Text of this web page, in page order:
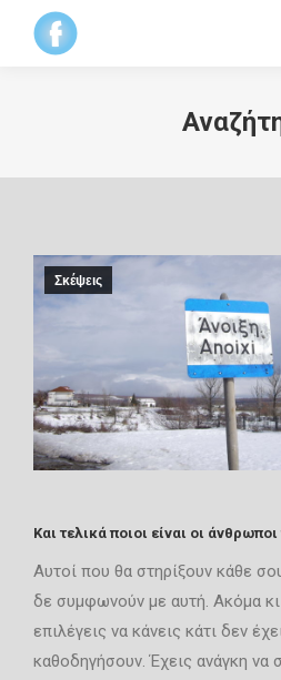
Σκέψεις
Και τελικά ποιοι είναι οι
Αυτοί που θα στηρίξουν κάθε
δε συμφωνούν με αυτή. Ακόμα κι
επιλέγεις να κάνεις κάτι δεν
καθοδηγήσουν. Έχεις ανάγκη να